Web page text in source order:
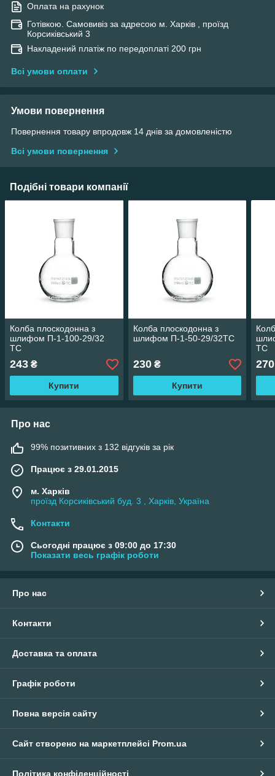
Оплата на рахунок
Готівкою. Самовивіз за адресою м. Харків , проїзд
Корсиківський 3
Накладений платіж по передоплаті 200 грн
Всі умови оплати
Умови повернення
Повернення товару впродовж 14 днів за домовленістю
Всі умови повернення
Подібні товари компанії
Колба плоскодонна з
шлифом П-1-100-29/32
ТС
243 ₴
Купити
Колба плоскодонна з
шлифом П-1-50-29/32ТС
230₴
Купити
ТС
270
Про нас
99% позитивних з 132 відгуків за рік
Працює з 29.01.2015
м. Харків
проїзд Корсиківський буд. 3 , Харків, Україна
Контакти
Сьогодні працює з 09:00 до 17:30
Показати весь графік роботи
Про нас
Контакти
Доставка та оплата
Графік роботи
Повна версія сайту
Сайт створено на маркетплейсі Prom.ua
Політика конфіденційності